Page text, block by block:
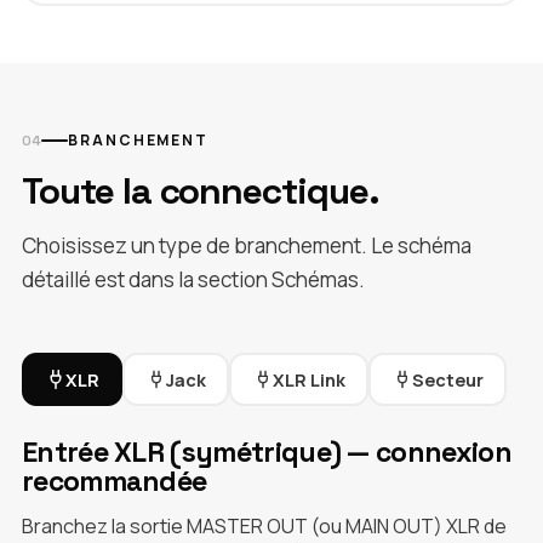
BRANCHEMENT
Toute la connectique.
Choisissez un type de branchement. Le schéma
détaillé est dans la section Schémas.
XLR Jack XLR Link Secteur
Entrée XLR (symétrique) — connexion
recommandée
Branchez la sortie MASTER OUT (ou MAIN OUT) XLR de